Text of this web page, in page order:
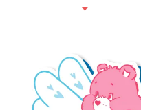
▼